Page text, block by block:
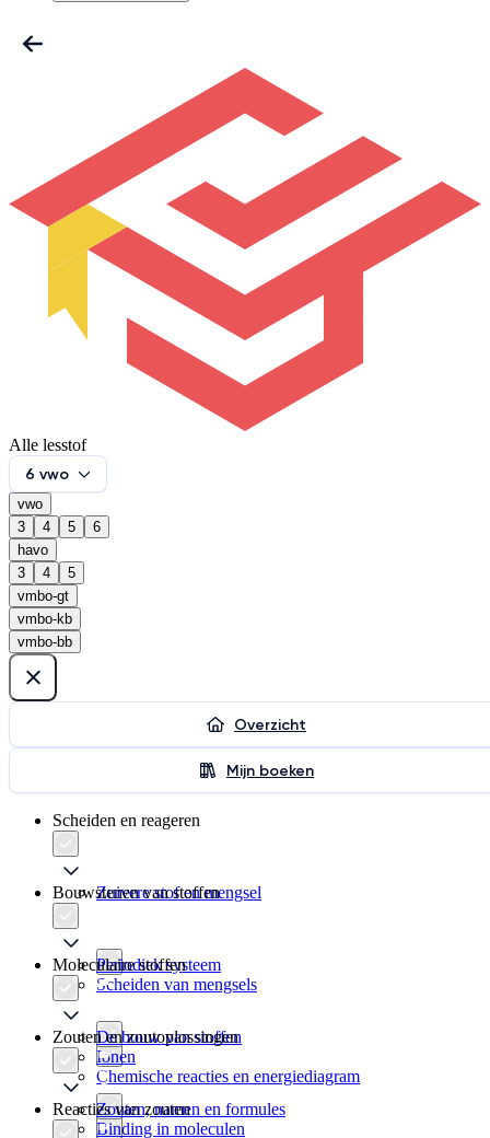
Alle lesstof
6 vwo
vwo
3
4 5
6
havo
3
4
5
vmbo-gt
vmbo-kb
vmbo-bb
Overzicht
Mijn boeken
Scheiden en reageren
Zuivere stof en mengsel
Scheiden van mengsels
Chemische reacties en energiediagram
Bouwstenen van stoffen
Periodiek systeem
Ionen
Moleculaire stoffen
De bouw van stoffen
Binding in moleculen
Zouten en zoutoplossingen
Zouten, namen en formules
Reacties van zouten